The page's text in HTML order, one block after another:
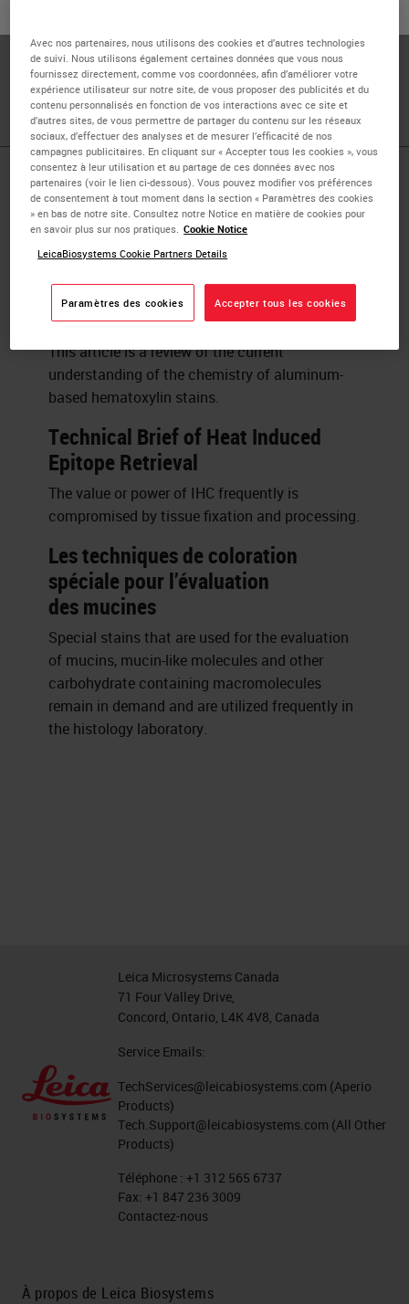
from the Medical College of Georgia. Russell Myers is
responsible for design and development of reagents and
consumables used in the histology laboratory.
Published Pieces by
Russell Myers
The Basic Chemistry of
Hematoxylin
This article is a review of the current
understanding of the chemistry of aluminum-
based hematoxylin stains.
Technical Brief of Heat Induced
Epitope Retrieval
The value or power of IHC frequently is
compromised by tissue fixation and processing.
Les techniques de coloration
spéciale pour l’évaluation
des mucines
Special stains that are used for the evaluation
of mucins, mucin-like molecules and other
carbohydrate containing macromolecules
remain in demand and are utilized frequently in
the histology laboratory.
Leica Microsystems Canada
71 Four Valley Drive,
Concord, Ontario, L4K 4V8, Canada
Service Emails:
TechServices@leicabiosystems.com (Aperio
Products)
Tech.Support@leicabiosystems.com (All Other
Products)
Téléphone : +1 312 565 6737
Fax: +1 847 236 3009
Contactez-nous
À propos de Leica Biosystems
Avec nos partenaires, nous utilisons des cookies et d’autres technologies
de suivi. Nous utilisons également certaines données que vous nous
fournissez directement, comme vos coordonnées, afin d’améliorer votre
expérience utilisateur sur notre site, de vous proposer des publicités et du
contenu personnalisés en fonction de vos interactions avec ce site et
d’autres sites, de vous permettre de partager du contenu sur les réseaux
sociaux, d’effectuer des analyses et de mesurer l’efficacité de nos
campagnes publicitaires. En cliquant sur « Accepter tous les cookies », vous
consentez à leur utilisation et au partage de ces données avec nos
partenaires (voir le lien ci-dessous). Vous pouvez modifier vos préférences
de consentement à tout moment dans la section « Paramètres des cookies
» en bas de notre site. Consultez notre Notice en matière de cookies pour
en savoir plus sur nos pratiques.
Cookie Notice
LeicaBiosystems Cookie Partners Details
Paramètres des cookies Accepter tous les cookies